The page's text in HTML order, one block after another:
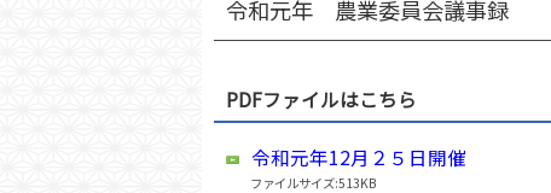
令和元年 農業委員会議事録
PDFファイルはこちら
令和元年12月２５日開催
ファイルサイズ:513KB